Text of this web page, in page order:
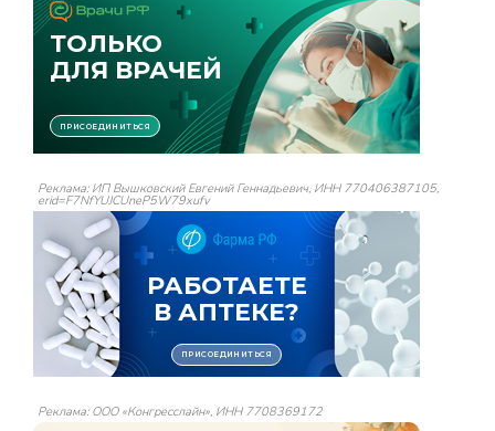
Реклама: ИП Вышковский Евгений Геннадьевич, ИНН 770406387105,
erid=F7NfYUJCUneP5W79xufv
Реклама: ООО «Конгресслайн», ИНН 7708369172